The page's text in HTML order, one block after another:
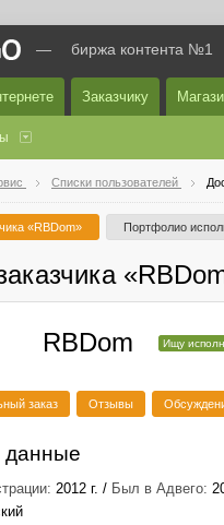
— биржа контента №1
Заказчику
Списки пользователей
«RBDom» Портфолио
RBDom Ищу
заказ Отзывы
2012 г. / Был в Адвего: